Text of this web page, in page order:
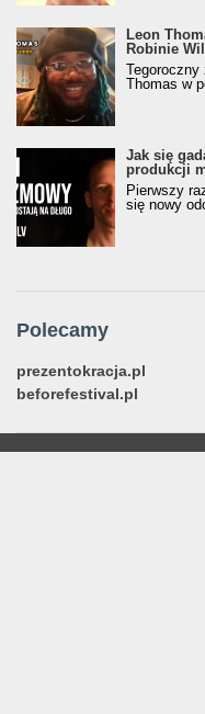
Leon
Robinie
Tegoroczny
Thomas w
Jak się
produkcji
Pierwszy
się nowy
Polecamy
prezentokracja.pl
beforefestival.pl